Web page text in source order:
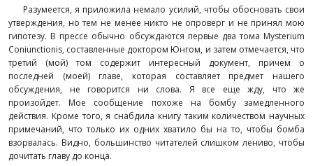
Разумеется, я приложила немало усилий, чтобы обосновать свои
утверждения, но тем не менее никто не опроверг и не принял мою
гипотезу. В прессе обычно обсуждаются первые два тома Mysterium
Coniunctionis, составленные доктором Юнгом, и затем отмечается, что
третий (мой) том содержит интересный документ, причем о
последней (моей) главе, которая составляет предмет нашего
обсуждения, не говорится ни слова. Я все еще жду, что же
произойдет. Мое сообщение похоже на бомбу замедленного
действия. Кроме того, я снабдила книгу таким количеством научных
примечаний, что только их одних хватило бы на то, чтобы бомба
взорвалась. Видно, большинство читателей слишком лениво, чтобы
дочитать главу до конца.